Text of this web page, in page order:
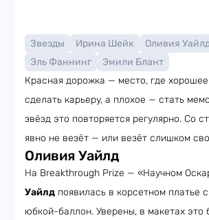
Звезды Ирина Шейк
Оливия
Эль Фаннинг
Эмили Блант
Красная дорожка — место, где
сделать карьеру, а плохое — стать
звёзд это повторяется регулярно. Со
явно не везёт — или везёт слишком
Оливия Уайлд
На Breakthrough Prize — «Научном
Уайлд появилась в корсетном платье
юбкой-баллон. Уверены, в макетах это